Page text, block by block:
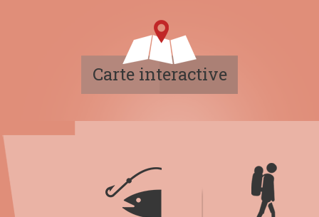
Carte interactive